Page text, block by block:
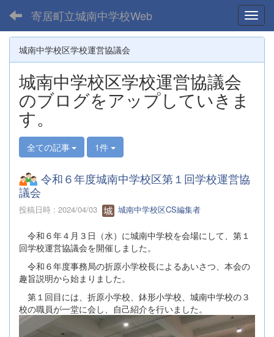
寄居町立城南中学校Web
城南中学校区学校運営協議会
城南中学校区学校運営協議会
のブログをアップしていきま
す。
全ての記事 1件
令和６年度城南中学校区第１回学校運営協
議会
投稿日時 : 2024/04/03 城南中学校区CS編集者
令和６年４月３日（水）に城南中学校を会場にして、第１
回学校運営協議会を開催しました。
令和６年度事務局の折原小学校長によるあいさつ、本会の
趣旨説明から始まりました。
第１回目には、折原小学校、鉢形小学校、城南中学校の３
校の職員が一堂に会し、自己紹介を行いました。